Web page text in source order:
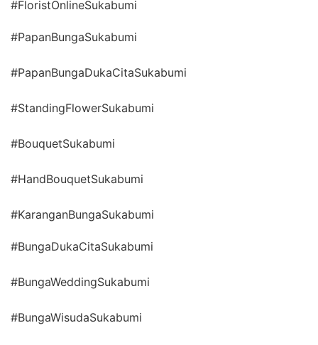
#FloristOnlineSukabumi
#PapanBungaSukabumi
#PapanBungaDukaCitaSukabumi
#StandingFlowerSukabumi
#BouquetSukabumi
#HandBouquetSukabumi
#KaranganBungaSukabumi
#BungaDukaCitaSukabumi
#BungaWeddingSukabumi
#BungaWisudaSukabumi